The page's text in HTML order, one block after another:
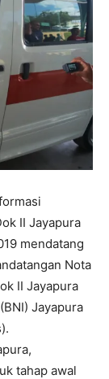
II Jayapura
mendatang
Nota
II Jayapura
Jayapura
tahap awal